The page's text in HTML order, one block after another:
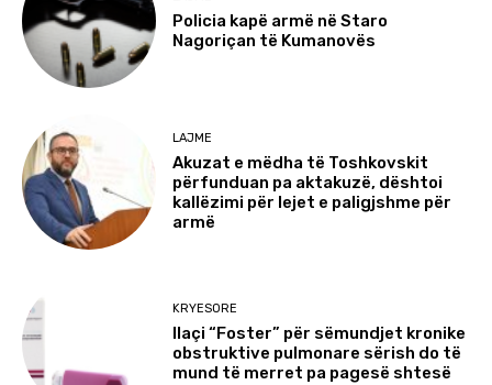
Policia kapë armë në Staro
Nagoriçan të Kumanovës
LAJME
Akuzat e mëdha të Toshkovskit
përfunduan pa aktakuzë, dështoi
kallëzimi për lejet e paligjshme për
armë
KRYESORE
Ilaçi “Foster” për sëmundjet kronike
obstruktive pulmonare sërish do të
mund të merret pa pagesë shtesë